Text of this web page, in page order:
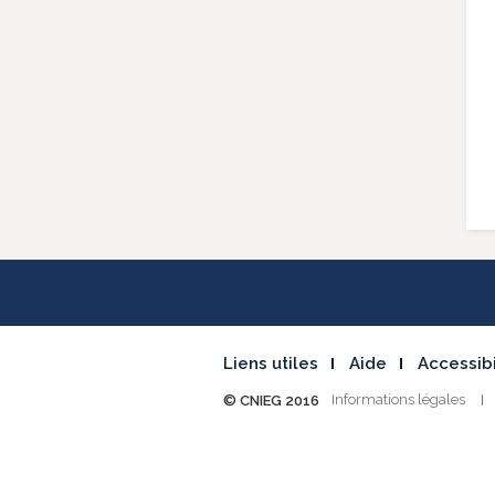
Liens utiles Aide
© CNIEG 2016 Informations légales